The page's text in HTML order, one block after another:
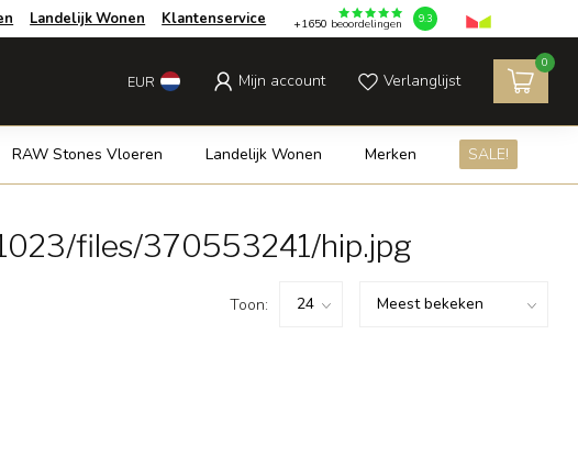
Landelijk Wonen Klantenservice +1650 beoordelingen 9.3
EUR Mijn account Verlanglijst
0
RAW Stones Vloeren Landelijk Wonen Merken SALE!
files/370553241/hip.jpg
Toon: